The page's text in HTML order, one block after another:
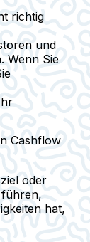
richtig
und
Wenn Sie
Cashflow
oder
hat,